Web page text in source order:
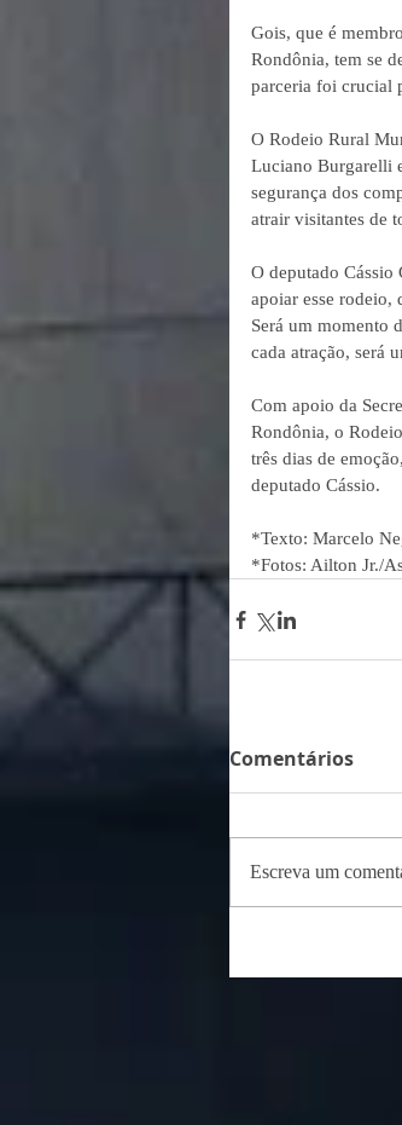
Gois, que é
Rondônia, tem se
parceria foi crucial
O Rodeio Rural
Luciano Burgarelli
segurança dos
atrair visitantes de
O deputado
apoiar esse rodeio,
Será um momento
cada atração, será
Com apoio da
Rondônia, o
três dias de
deputado Cássio.
*Texto: Marcelo
*Fotos: Ailton Jr./
Comentários
Escreva um